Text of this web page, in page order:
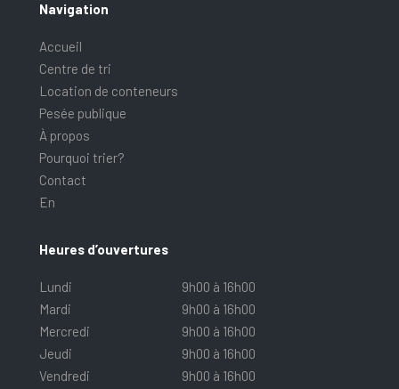
Navigation
Accueil
Centre de tri
Location de conteneurs
Pesée publique
À propos
Pourquoi trier?
Contact
En
Heures d’ouvertures
Lundi
9h00 à 16h00
Mardi
9h00 à 16h00
Mercredi
9h00 à 16h00
Jeudi
9h00 à 16h00
Vendredi
9h00 à 16h00